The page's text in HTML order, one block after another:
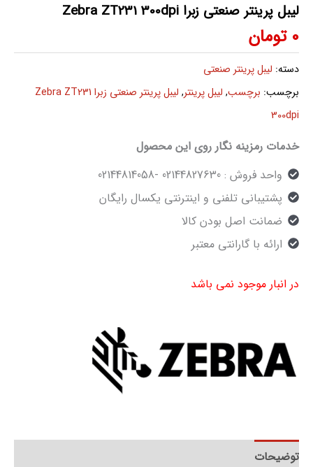
لیبل پرینتر صنعتی زبرا Zebra ZT231 300dpi
0 تومان
دسته: لیبل پرینتر صنعتی
برچسب: برچسب, لیبل پرینتر,
لیبل پرینتر صنعتی زبرا Zebra ZT231
300dpi
خدمات رمزینه نگار روی این محصول
واحد فروش : 02144827630 -02144814058
پشتیبانی تلفنی و اینترنتی یکسال رایگان
ضمانت اصل بودن کالا
ارائه با گارانتی معتبر
در انبار موجود نمی باشد
توضیحات